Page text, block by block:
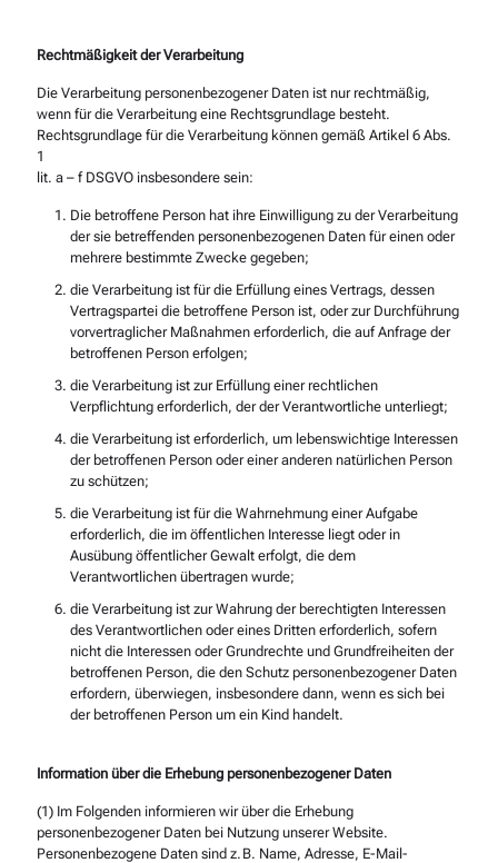
Rechtmäßigkeit der Verarbeitung
Die Verarbeitung personenbezogener Daten ist nur rechtmäßig,
wenn für die Verarbeitung eine Rechtsgrundlage besteht.
Rechtsgrundlage für die Verarbeitung können gemäß Artikel 6 Abs.
1
lit. a – f DSGVO insbesondere sein:
Die betroffene Person hat ihre Einwilligung zu der Verarbeitung
der sie betreffenden personenbezogenen Daten für einen oder
mehrere bestimmte Zwecke gegeben;
die Verarbeitung ist für die Erfüllung eines Vertrags, dessen
Vertragspartei die betroffene Person ist, oder zur Durchführung
vorvertraglicher Maßnahmen erforderlich, die auf Anfrage der
betroffenen Person erfolgen;
die Verarbeitung ist zur Erfüllung einer rechtlichen
Verpflichtung erforderlich, der der Verantwortliche unterliegt;
die Verarbeitung ist erforderlich, um lebenswichtige Interessen
der betroffenen Person oder einer anderen natürlichen Person
zu schützen;
die Verarbeitung ist für die Wahrnehmung einer Aufgabe
erforderlich, die im öffentlichen Interesse liegt oder in
Ausübung öffentlicher Gewalt erfolgt, die dem
Verantwortlichen übertragen wurde;
die Verarbeitung ist zur Wahrung der berechtigten Interessen
des Verantwortlichen oder eines Dritten erforderlich, sofern
nicht die Interessen oder Grundrechte und Grundfreiheiten der
betroffenen Person, die den Schutz personenbezogener Daten
erfordern, überwiegen, insbesondere dann, wenn es sich bei
der betroffenen Person um ein Kind handelt.
Information über die Erhebung personenbezogener Daten
(1) Im Folgenden informieren wir über die Erhebung
personenbezogener Daten bei Nutzung unserer Website.
Personenbezogene Daten sind z. B. Name, Adresse, E-Mail-